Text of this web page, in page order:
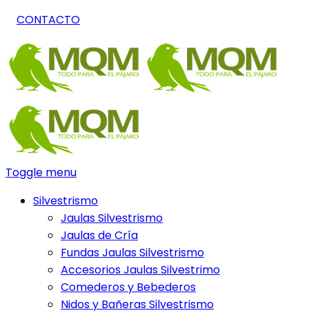
CONTACTO
Toggle menu
Silvestrismo
Jaulas Silvestrismo
Jaulas de Cría
Fundas Jaulas Silvestrismo
Accesorios Jaulas Silvestrimo
Comederos y Bebederos
Nidos y Bañeras Silvestrismo